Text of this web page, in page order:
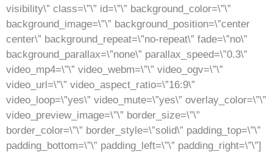
visibility\” class=\”\” id=\”\” background_color=\”\”
background_image=\”\” background_position=\”center
center\” background_repeat=\”no-repeat\” fade=\”no\”
background_parallax=\”none\” parallax_speed=\”0.3\”
video_mp4=\”\” video_webm=\”\” video_ogv=\”\”
video_url=\”\” video_aspect_ratio=\”16:9\”
video_loop=\”yes\” video_mute=\”yes\” overlay_color=\”\”
video_preview_image=\”\” border_size=\”\”
border_color=\”\” border_style=\”solid\” padding_top=\”\”
padding_bottom=\”\” padding_left=\”\” padding_right=\”\”]